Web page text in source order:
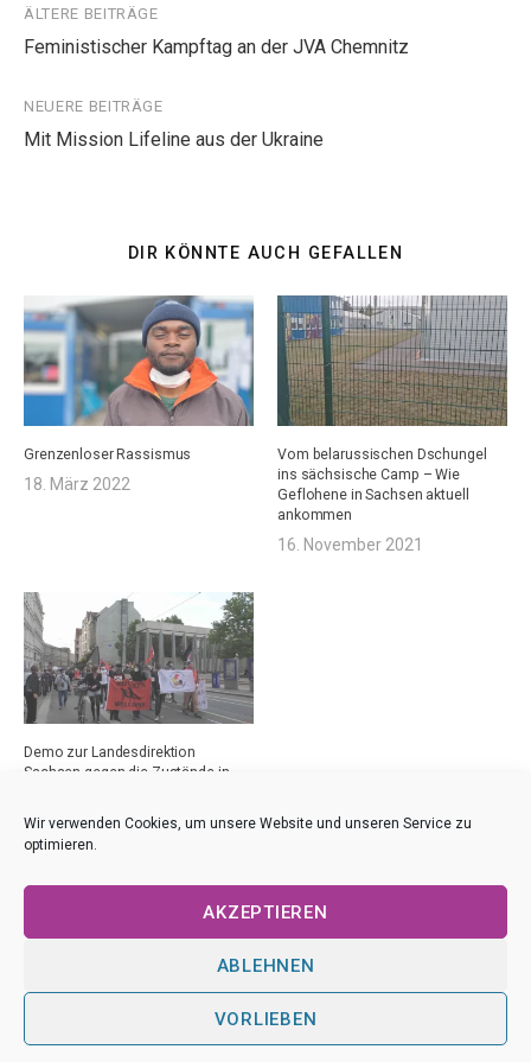
Wir verwenden Cookies, um unsere Website und unseren Service zu
optimieren.
AKZEPTIEREN
ABLEHNEN
VORLIEBEN
Beitragsnavigation
ÄLTERE BEITRÄGE
Feministischer Kampftag an der JVA Chemnitz
NEUERE BEITRÄGE
Mit Mission Lifeline aus der Ukraine
DIR KÖNNTE AUCH GEFALLEN
Grenzenloser Rassismus
18. März 2022
Vom belarussischen Dschungel
ins sächsische Camp – Wie
Geflohene in Sachsen aktuell
ankommen
16. November 2021
Demo zur Landesdirektion
Sachsen gegen die Zustände in
28. Mai 2020
Impressum|Datenschutz